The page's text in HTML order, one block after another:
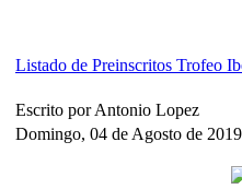
Listado de Preinscritos Trofeo
Escrito por Antonio Lopez
Domingo, 04 de Agosto de